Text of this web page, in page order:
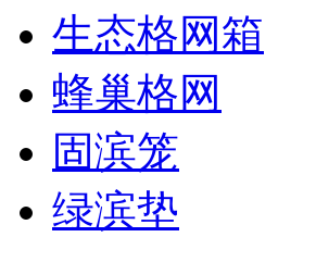
生态格网箱
蜂巢格网
固滨笼
绿滨垫